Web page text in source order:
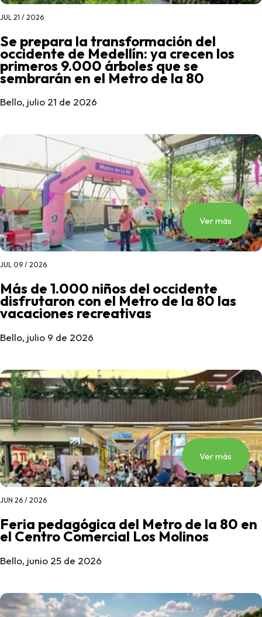
JUL 21 / 2026
Se prepara la transformación del
occidente de Medellín: ya crecen los
primeros 9.000 árboles que se
sembrarán en el Metro de la 80
Bello, julio 21 de 2026
Ver más
JUL 09 / 2026
Más de 1.000 niños del occidente
disfrutaron con el Metro de la 80 las
vacaciones recreativas
Bello, julio 9 de 2026
Ver más
JUN 26 / 2026
Feria pedagógica del Metro de la 80 en
el Centro Comercial Los Molinos
Bello, junio 25 de 2026